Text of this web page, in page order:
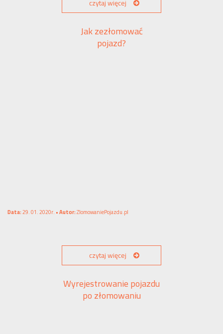
czytaj więcej
Jak zezłomować
pojazd?
Data:29. 01. 2020r. •Autor:ZlomowaniePojazdu.pl
czytaj więcej
Wyrejestrowanie pojazdu
po złomowaniu